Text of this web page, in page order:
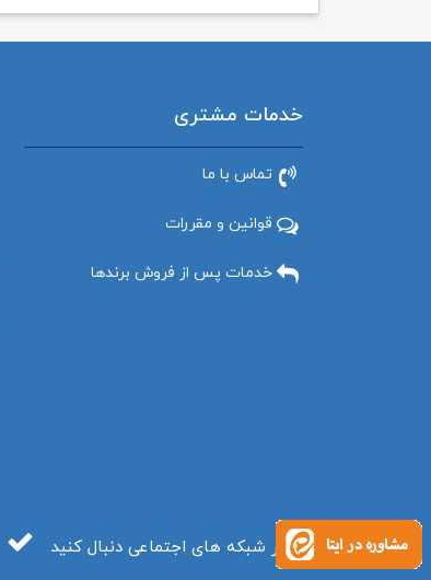
خدمات مشتری
تماس با ما
قوانین و مقررات
خدمات پس از فروش برندها
ما را در شبکه های اجتماعی دنبال کنید